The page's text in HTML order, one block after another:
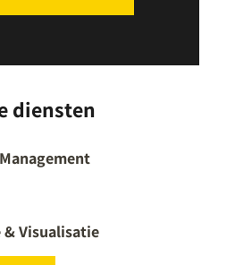
diensten
& Visualisatie